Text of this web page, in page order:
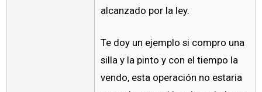
alcanzado por la ley.
Te doy un ejemplo si compro una
silla y la pinto y con el tiempo la
vendo, esta operación no estaria